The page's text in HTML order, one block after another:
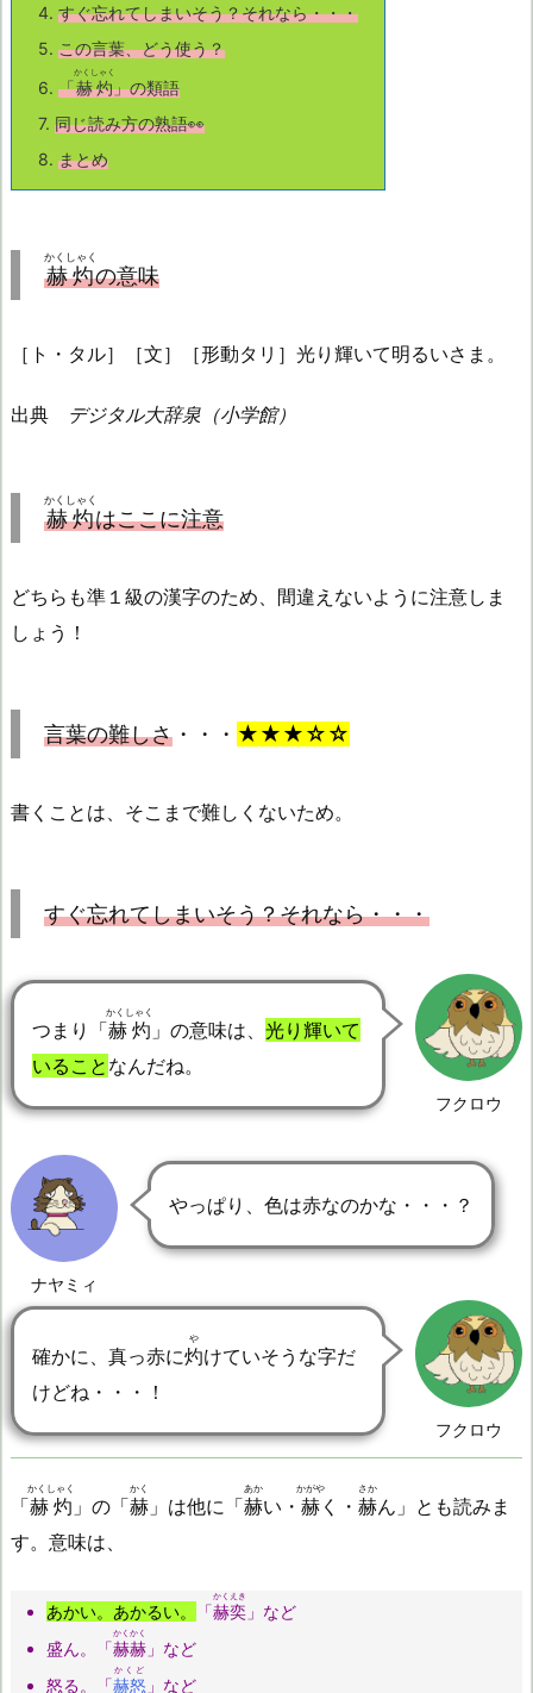
4. すぐ忘れてしまいそう？それなら・・・
5. この言葉、どう使う？
6. 「赫灼
かくしゃく
」の類語
7. 同じ読み方の熟語👀
8. まとめ
赫灼
かくしゃく
の意味
［ト・タル］［文］［形動タリ］光り輝いて明るいさま。
出典 デジタル大辞泉（小学館）
赫灼
かくしゃく
はここに注意
どちらも準１級の漢字のため、間違えないように注意しま
しょう！
言葉の難しさ ・・・ ★★★☆☆
書くことは、そこまで難しくないため。
すぐ忘れてしまいそう？それなら・・・
フクロウ
つまり「赫灼
かくしゃく
」の意味は、 光り輝いて
いること なんだね。
ナヤミィ
やっぱり、色は赤なのかな・・・？
フクロウ
確かに、真っ赤に灼
や
けていそうな字だ
けどね・・・！
「赫灼
かくしゃく
」の「赫
かく
」は他に「赫
あか
い・ 赫
かがや
く・ 赫
さか
ん」とも読みま
す。意味は、
あかい。あかるい。 「赫奕
かくえき
」など
盛ん。「赫赫
かくかく
」など
怒る。「赫怒
かくど
」など